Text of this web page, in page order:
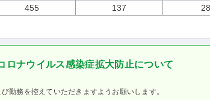
455 137
ロナウイルス感染症拡大防止について
勤務を控えていただきますようお願いします。